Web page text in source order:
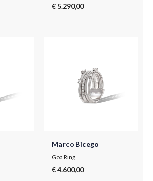
€ 5.290,00
Marco Bicego
Goa Ring
€ 4.600,00